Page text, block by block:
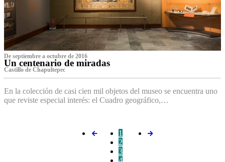
De septiembre a octubre de 2016
Un centenario de miradas
Castillo de Chapultepec
En la colección de casi cien mil objetos del museo se encuentra uno
que reviste especial interés: el Cuadro geográfico,…
1
2
3
4